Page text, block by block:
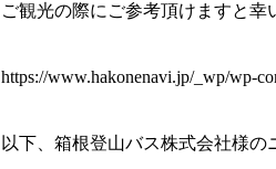
ご観光の際にご参考頂けますと幸
https://www.hakonenavi.jp/_wp/wp-
以下、箱根登山バス株式会社様の